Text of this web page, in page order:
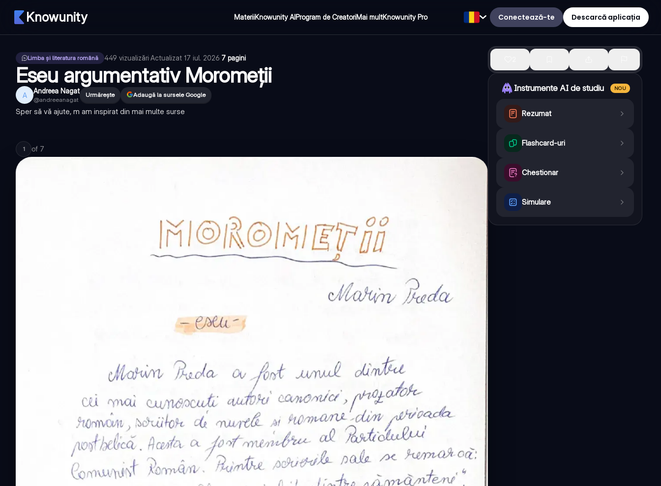
Knowunity MateriiKnowunity AIProgram de CreatoriMai multKnowunity Pro Conectează-te Descarcă aplicația
Limba și literatura română 449 vizualizări·Actualizat 17 iul. 2026·7 pagini
Eseu argumentativ Moromeții
A Andreea Nagat
@andreeanagat
Urmărește Adaugă la sursele Google
Sper să vă ajute, m am inspirat din mai multe surse
1 of 7
Instrumente AI de studiu NOU
Rezumat
Flashcard-uri
Chestionar
Simulare